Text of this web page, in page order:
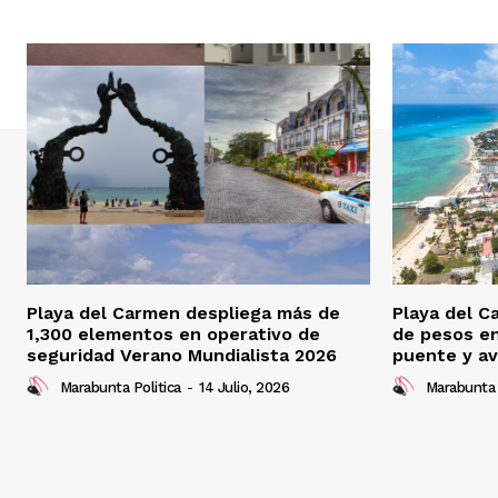
Playa del Carmen despliega más de
1,300 elementos en operativo de
seguridad Verano Mundialista 2026
Marabunta Politica - 14 Julio, 2026
Playa del
de pesos
puente y